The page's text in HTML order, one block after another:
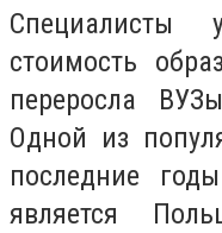
Специалисты
стоимость
переросла
Одной из
последние
является